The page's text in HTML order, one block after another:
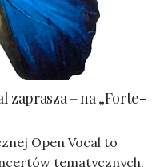
zaprasza – na „Forte-
Open Vocal to
tematycznych,